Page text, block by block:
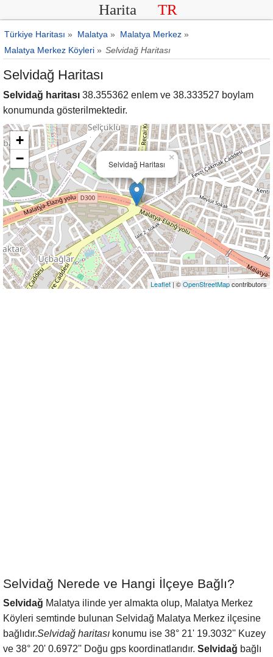
Harita TR
Türkiye Haritası » Malatya » Malatya Merkez »
Malatya Merkez Köyleri » Selvidağ Haritası
Selvidağ Haritası
Selvidağ haritası 38.355362 enlem ve 38.333527 boylam
konumunda gösterilmektedir.
Selvidağ Haritası
×
+
−
Leaflet| ©OpenStreetMapcontributors
Selvidağ Nerede ve Hangi İlçeye Bağlı?
Selvidağ Malatya ilinde yer almakta olup, Malatya Merkez
Köyleri semtinde bulunan Selvidağ Malatya Merkez ilçesine
bağlıdır.Selvidağ haritası konumu ise 38° 21' 19.3032'' Kuzey
ve 38° 20' 0.6972'' Doğu gps koordinatlarıdır. Selvidağ bağlı